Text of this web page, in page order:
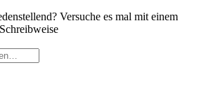
Versuche es mal mit einem